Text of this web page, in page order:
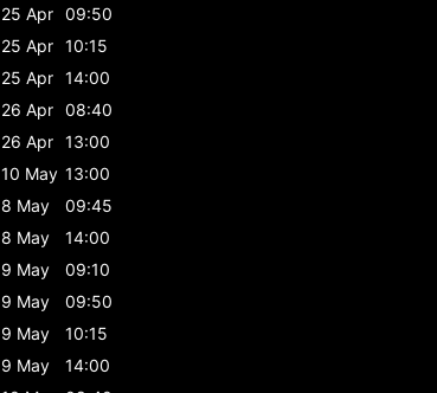
25 Apr 09:50
25 Apr 10:15
25 Apr 14:00
26 Apr 08:40
26 Apr 13:00
10 May 13:00
8 May
09:45
8 May
14:00
9 May
09:10
9 May
09:50
9 May
10:15
9 May
14:00